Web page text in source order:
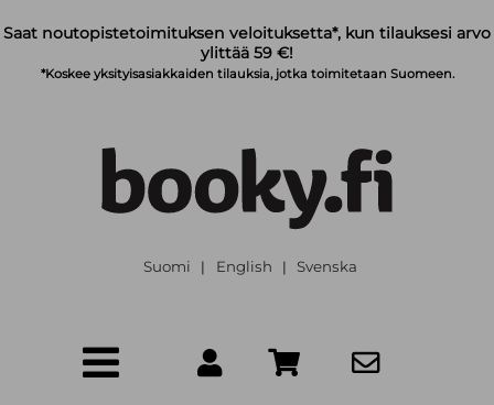
Saat noutopistetoimituksen veloituksetta*, kun tilauksesi arvo
ylittää 59 €!
*Koskee yksityisasiakkaiden tilauksia, jotka toimitetaan Suomeen.
Suomi | English | Svenska